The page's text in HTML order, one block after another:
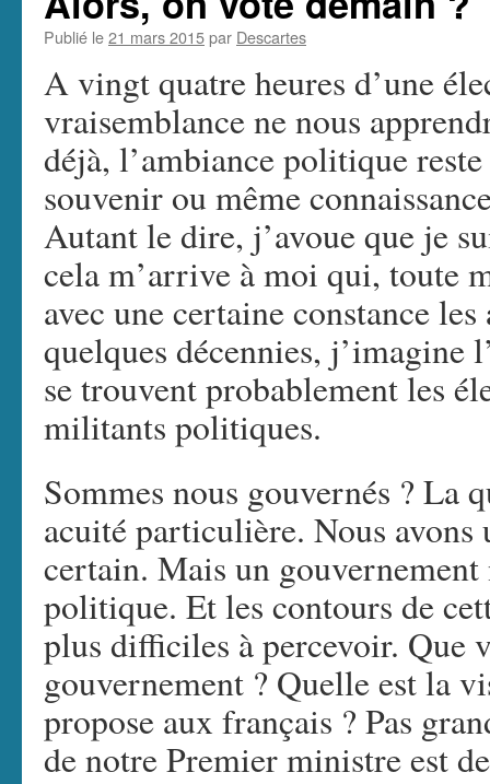
Publié le21 mars 2015par Descartes
A vingt quatre heures d’une
vraisemblance ne nous
déjà, l’ambiance politique
souvenir ou même
Autant le dire, j’avoue que je
cela m’arrive à moi qui, toute
avec une certaine constance
quelques décennies, j’imagine
se trouvent probablement les
militants politiques.
Sommes nous gouvernés ? La
acuité particulière. Nous avons
certain. Mais un gouvernement
politique. Et les contours de
plus difficiles à percevoir. Que
gouvernement ? Quelle est la
propose aux français ? Pas
de notre Premier ministre est